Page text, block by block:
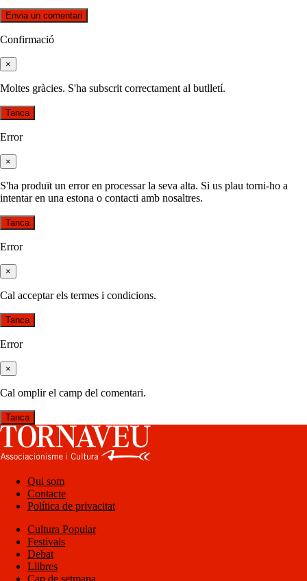
Confirmació
×
Moltes gràcies. S'ha subscrit correctament al butlletí.
Tanca
Error
×
S'ha produït un error en processar la seva alta. Si us plau torni-ho a
intentar en una estona o contacti amb nosaltres.
Tanca
Error
×
Cal acceptar els termes i condicions.
Tanca
Error
×
Cal omplir el camp del comentari.
Tanca
Qui som
Contacte
Política de privacitat
Cultura Popular
Festivals
Debat
Llibres
Cap de setmana